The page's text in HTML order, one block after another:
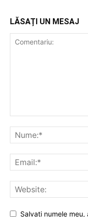
LĂSAȚI UN MESAJ
Salvați numele